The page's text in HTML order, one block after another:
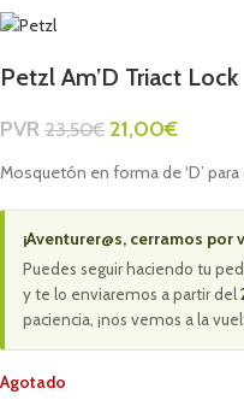
Petzl Am’D Triact Lock
PVR 23,50€ 21,00€
Mosquetón en forma de ‘D’
¡Aventurer@s, cerramos por
Puedes seguir haciendo tu
y te lo enviaremos a partir del
paciencia, ¡nos vemos a la
Agotado